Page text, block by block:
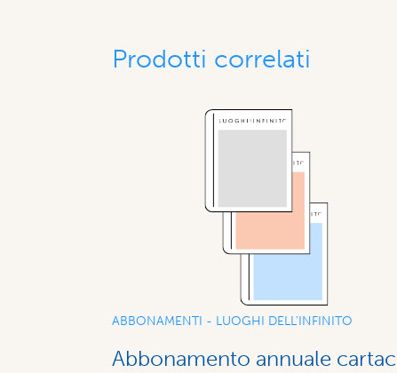
Prodotti correlati
ABBONAMENTI - LUOGHI DELL'INFINITO
Abbonamento annuale